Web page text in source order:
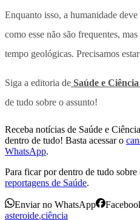
Enquanto isso, a humanidade
como esse não são frequentes,
tempo geológicas. Precisamos
Siga a editoria de Saúde e
de tudo sobre o assunto!
Receba notícias de Saúde e
dentro de tudo! Basta acessar o
WhatsApp.
Para ficar por dentro de tudo
reportagens de Saúde.
Enviar no WhatsApp
asteroide,ciência